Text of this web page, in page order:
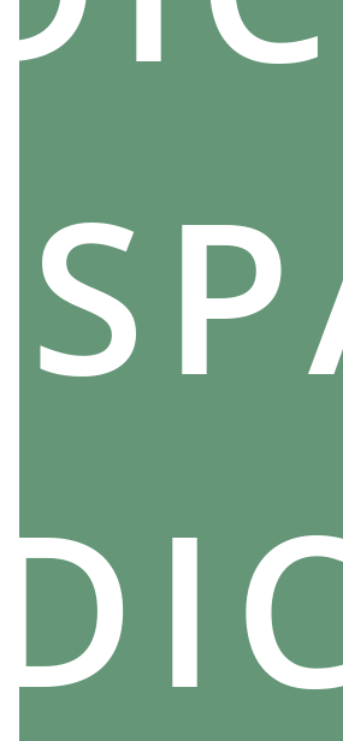
unseren Körper.
Dieses Mudra verankert uns fest
den Weg für eine tiefe Meditation,
regelmäßige Praxis erleichtert wird.
Mit der Zeit und Konsequenz in
spüren, wie sich die innere Ruhe
in Ihnen ausbreitet. Die geistige
Gesundheit auswirkt; Es trägt auch
Ihrem geistigen und spirituellen